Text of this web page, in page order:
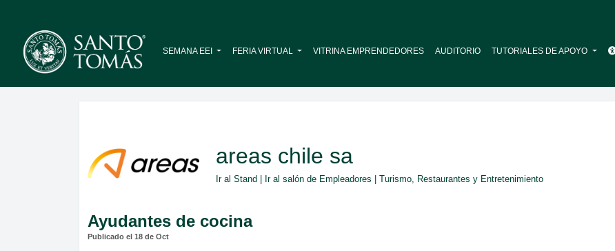
SEMANA EEI FERIA VIRTUAL VITRINA EMPRENDEDORES AUDITORIO TUTORIALES DE APOYO
areas chile sa
Ir al Stand Ir al salón de Empleadores | Turismo, Restaurantes y Entretenimiento
Ayudantes de cocina
Publicado el 18 de Oct